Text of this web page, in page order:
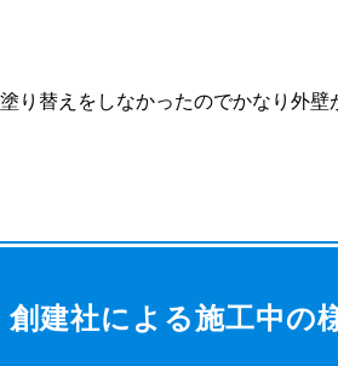
り替えをしなかったのでかなり外壁
創建社による施工中の